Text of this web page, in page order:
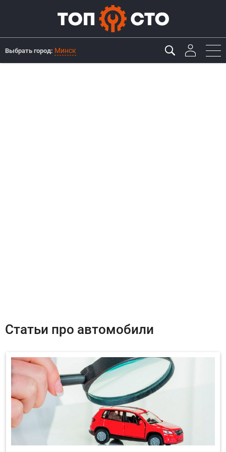
Выбрать город: Минск
Статьи про автомобили